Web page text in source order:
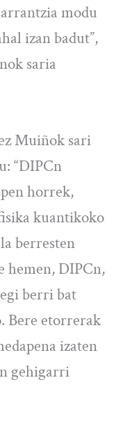
modu
izan badut”,
saria
Muiñok sari
“DIPCn
horrek,
kuantikoko
berresten
hemen, DIPCn,
berri bat
Bere etorrerak
izaten
gehigarri